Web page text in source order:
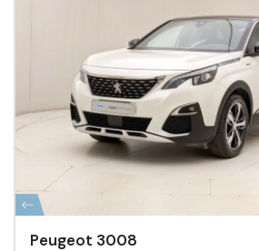
Peugeot 3008